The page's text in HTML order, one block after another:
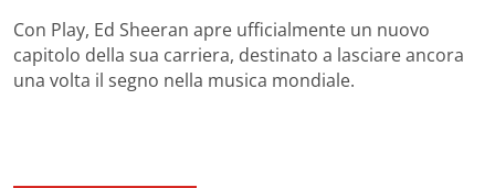
Con Play, Ed Sheeran apre ufficialmente un nuovo
capitolo della sua carriera, destinato a lasciare ancora
una volta il segno nella musica mondiale.